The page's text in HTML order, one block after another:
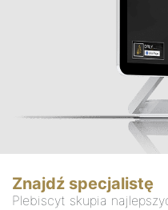
Znajdź specjalistę
Plebiscyt skupia